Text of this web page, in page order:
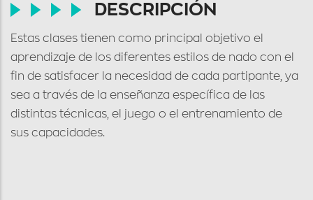
DESCRIPCIÓN
Estas clases tienen como principal objetivo el
aprendizaje de los diferentes estilos de nado con el
fin de satisfacer la necesidad de cada partipante, ya
sea a través de la enseñanza específica de las
distintas técnicas, el juego o el entrenamiento de
sus capacidades.